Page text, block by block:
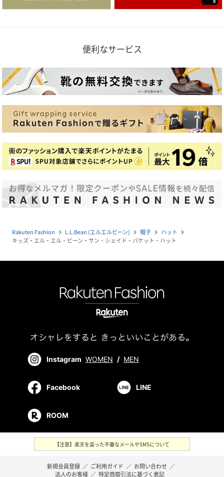
便利なサービス
Rakuten Fashion navigate_next L.L.Bean (エルエルビーン) navigate_next 帽子 navigate_next ハット navigate_next
キッズ・エル・エル・ビーン・サン・シェイド・バケット・ハット
Instagram WOMEN / MEN
Facebook LINE
ROOM
【注意】楽天を装った不審なメールやSMSについて
新規会員登録 ／ ご利用ガイド ／ お問い合わせ ／
法人のお客様 ／ 特定商取引法に基づく表記